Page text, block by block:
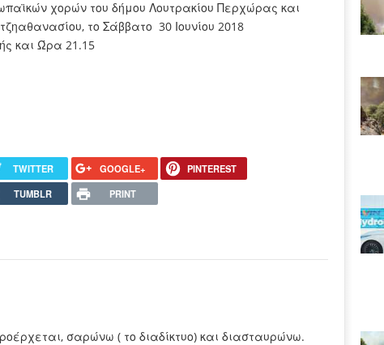
χορών του δήμου Λουτρακίου Περχώρας και
το Σάββατο 30 Ιουνίου 2018
και Ώρα 21.15
TWITTER GOOGLE+
PINTEREST
TUMBLR PRINT
σαρώνω ( το διαδίκτυο) και διασταυρώνω.